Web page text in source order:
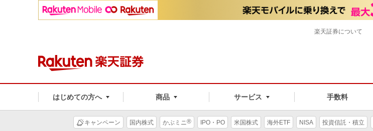
はじめての方へ 商品 サービス 手数料
楽天証券について
キャンペーン 国内株式 かぶミニ® IPO・PO 米国株式 海外ETF NISA 投資信託・積立